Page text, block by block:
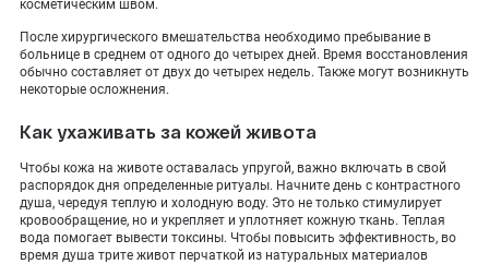
косметическим швом.
После хирургического вмешательства необходимо пребывание в
больнице в среднем от одного до четырех дней. Время восстановления
обычно составляет от двух до четырех недель. Также могут возникнуть
некоторые осложнения.
Как ухаживать за кожей живота
Чтобы кожа на животе оставалась упругой, важно включать в свой
распорядок дня определенные ритуалы. Начните день с контрастного
душа, чередуя теплую и холодную воду. Это не только стимулирует
кровообращение, но и укрепляет и уплотняет кожную ткань. Теплая
вода помогает вывести токсины. Чтобы повысить эффективность, во
время душа трите живот перчаткой из натуральных материалов